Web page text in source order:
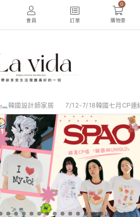
會員 訂單
0
購物車
🛏️韓國設計師家居 7/12-7/18韓國七月CP連